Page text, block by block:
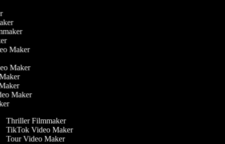
Maker
Maker
Maker
Thriller Filmmaker
TikTok Video Maker
Tour Video Maker